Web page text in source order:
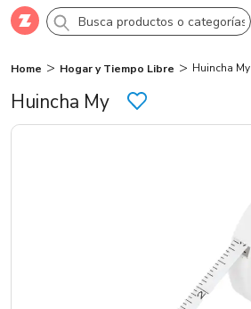
Comprar Crea tu cuenta
Categorías
Huincha My
Home Hogar y Tiempo Libre Huincha My